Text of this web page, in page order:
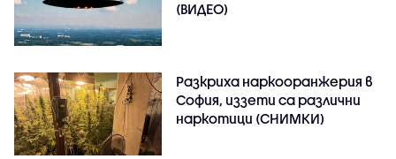
(ВИДЕО)
Разкриха наркооранжерия в
София, иззети са различни
наркотици (СНИМКИ)